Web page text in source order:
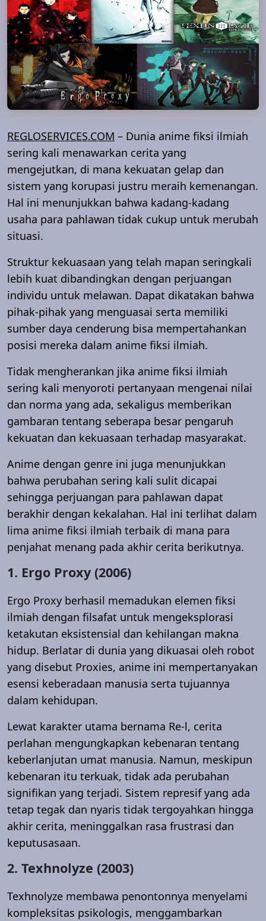
REGLOSERVICES.COM – Dunia anime fiksi ilmiah
sering kali menawarkan cerita yang
mengejutkan, di mana kekuatan gelap dan
sistem yang korupasi justru meraih kemenangan.
Hal ini menunjukkan bahwa kadang-kadang
usaha para pahlawan tidak cukup untuk merubah
situasi.
Struktur kekuasaan yang telah mapan seringkali
lebih kuat dibandingkan dengan perjuangan
individu untuk melawan. Dapat dikatakan bahwa
pihak-pihak yang menguasai serta memiliki
sumber daya cenderung bisa mempertahankan
posisi mereka dalam anime fiksi ilmiah.
Tidak mengherankan jika anime fiksi ilmiah
sering kali menyoroti pertanyaan mengenai nilai
dan norma yang ada, sekaligus memberikan
gambaran tentang seberapa besar pengaruh
kekuatan dan kekuasaan terhadap masyarakat.
Anime dengan genre ini juga menunjukkan
bahwa perubahan sering kali sulit dicapai
sehingga perjuangan para pahlawan dapat
berakhir dengan kekalahan. Hal ini terlihat dalam
lima anime fiksi ilmiah terbaik di mana para
penjahat menang pada akhir cerita berikutnya.
1. Ergo Proxy (2006)
Ergo Proxy berhasil memadukan elemen fiksi
ilmiah dengan filsafat untuk mengeksplorasi
ketakutan eksistensial dan kehilangan makna
hidup. Berlatar di dunia yang dikuasai oleh robot
yang disebut Proxies, anime ini mempertanyakan
esensi keberadaan manusia serta tujuannya
dalam kehidupan.
Lewat karakter utama bernama Re-l, cerita
perlahan mengungkapkan kebenaran tentang
keberlanjutan umat manusia. Namun, meskipun
kebenaran itu terkuak, tidak ada perubahan
signifikan yang terjadi. Sistem represif yang ada
tetap tegak dan nyaris tidak tergoyahkan hingga
akhir cerita, meninggalkan rasa frustrasi dan
keputusasaan.
2. Texhnolyze (2003)
Texhnolyze membawa penontonnya menyelami
kompleksitas psikologis, menggambarkan